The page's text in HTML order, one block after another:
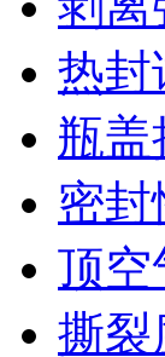
热封
瓶盖
密封
顶空
撕裂